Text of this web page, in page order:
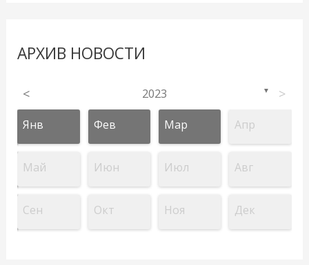
АРХИВ НОВОСТИ
< 2023 ▼ >
Янв Фев Мар Апр
Май Июн Июл Авг
Сен Окт Ноя Дек